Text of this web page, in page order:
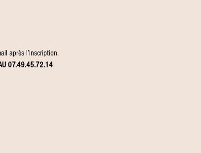
après l’inscription.
07.49.45.72.14